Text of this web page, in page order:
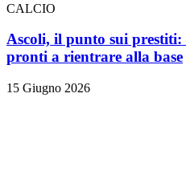
CALCIO
Ascoli, il punto sui
pronti a rientrare alla base
15 Giugno 2026